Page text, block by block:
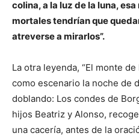
colina, a la luz de la luna,
mortales tendrían que
atreverse a mirarlos”.
La otra leyenda, “El monte
como escenario la noche de
doblando: Los condes de
hijos Beatriz y Alonso,
una cacería, antes de la